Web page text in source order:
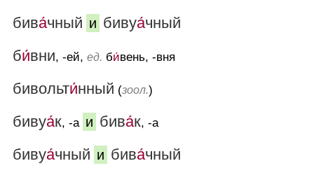
бива́чный и бивуа́чный
би́вни, -ей, ед. би́вень, -вня
бивольти́нный (зоол.)
бивуа́к, -а и бива́к, -а
бивуа́чный и бива́чный